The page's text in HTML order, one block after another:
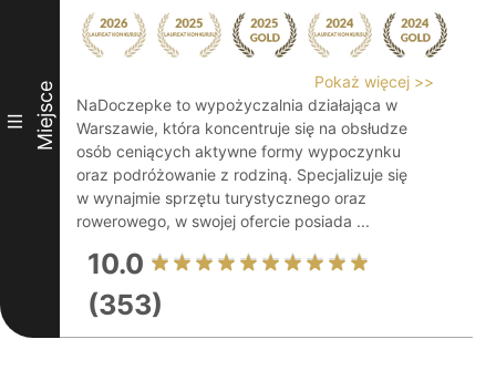
III Miejsce
Pokaż więcej >>
NaDoczepke to wypożyczalnia działająca w
Warszawie, która koncentruje się na obsłudze
osób ceniących aktywne formy wypoczynku
oraz podróżowanie z rodziną. Specjalizuje się
w wynajmie sprzętu turystycznego oraz
rowerowego, w swojej ofercie posiada ...
10.0
(353)